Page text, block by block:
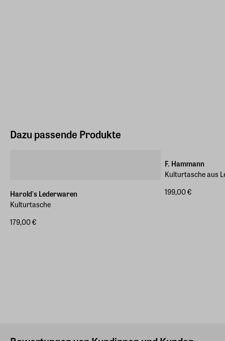
Dazu passende Produkte
Harold's Lederwaren
Kulturtasche
179,00 €
F. Hammann
Kulturtasche aus
199,00 €